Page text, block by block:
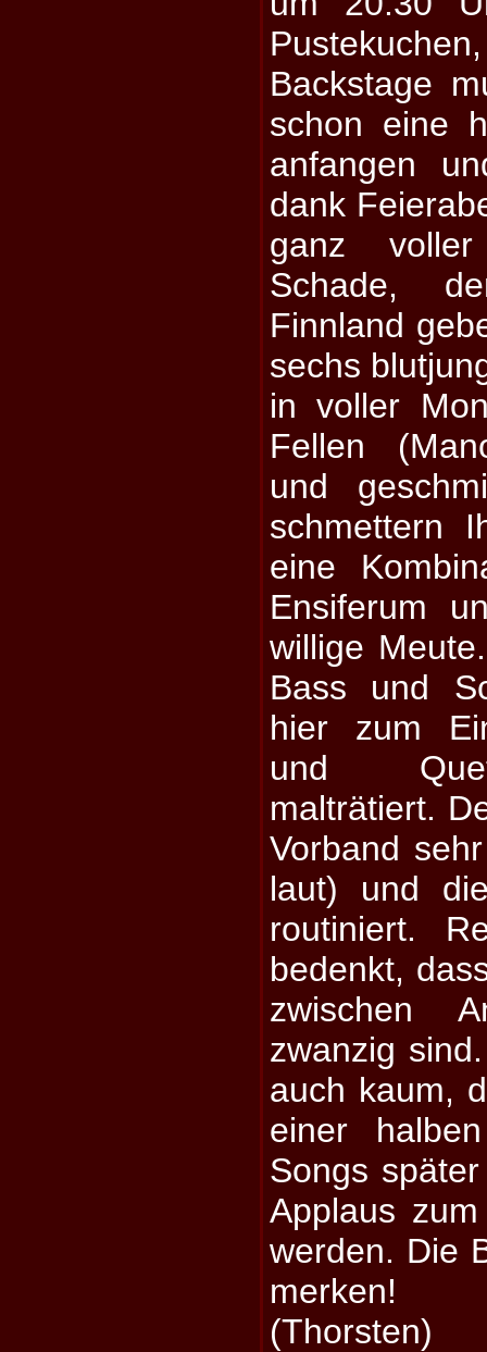
Backstage
schon eine
anfangen
dank
ganz
Schade,
Finnland
sechs
in voller
Fellen
und
schmettern
eine
Ensiferum
willige
Bass und
hier zum
und
malträtiert.
Vorband
laut) und
routiniert.
bedenkt,
zwischen
zwanzig
auch kaum,
einer
Songs
Applaus
werden. Die
merken!
(Thorsten)